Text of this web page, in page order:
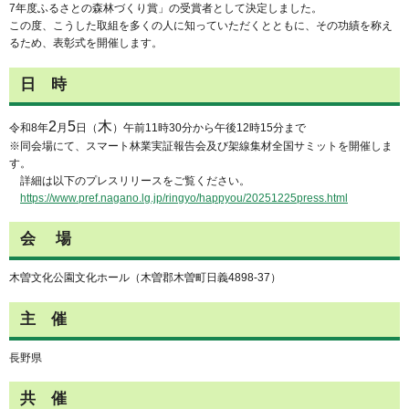
7年度ふるさとの森林づくり賞」の受賞者として決定しました。
この度、こうした取組を多くの人に知っていただくとともに、その功績を称え
るため、表彰式を開催します。
日 時
令和8年2 月5日（ 木 ）午前11時30分から午後12時15分まで
※同会場にて、スマート林業実証報告会及び架線集材全国サミットを開催しま
す。
詳細は以下のプレスリリースをご覧ください。
https://www.pref.nagano.lg.jp/ringyo/happyou/20251225press.html
会 場
木曽文化公園文化ホール（木曽郡木曽町日義4898-37）
主 催
長野県
共 催